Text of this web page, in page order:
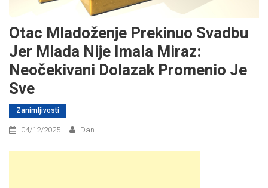
Otac Mladoženje Prekinuo Svadbu
Jer Mlada Nije Imala Miraz:
Neočekivani Dolazak Promenio Je
Sve
Zanimljivosti
04/12/2025 Dan